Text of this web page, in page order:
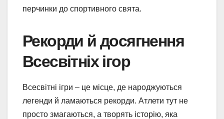
перчинки до спортивного свята.
Рекорди й досягнення
Всесвітніх ігор
Всесвітні ігри – це місце, де народжуються
легенди й ламаються рекорди. Атлети тут не
просто змагаються, а творять історію, яка